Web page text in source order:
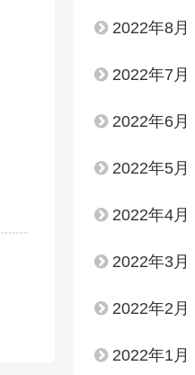
2022年8月
2022年7月
2022年6月
2022年5月
2022年4月
2022年3月
2022年2月
2022年1月